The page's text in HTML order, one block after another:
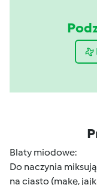
Blaty miodowe:
Do naczynia
na ciasto (mąkę,